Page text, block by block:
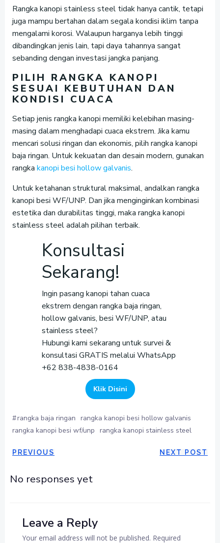
Rangka kanopi stainless steel tidak hanya cantik, tetapi
juga mampu bertahan dalam segala kondisi iklim tanpa
mengalami korosi. Walaupun harganya lebih tinggi
dibandingkan jenis lain, tapi daya tahannya sangat
sebanding dengan investasi jangka panjang.
PILIH RANGKA KANOPI
SESUAI KEBUTUHAN DAN
KONDISI CUACA
Setiap jenis rangka kanopi memiliki kelebihan masing-
masing dalam menghadapi cuaca ekstrem. Jika kamu
mencari solusi ringan dan ekonomis, pilih rangka kanopi
baja ringan. Untuk kekuatan dan desain modern, gunakan
rangka kanopi besi hollow galvanis.
Untuk ketahanan struktural maksimal, andalkan rangka
kanopi besi WF/UNP. Dan jika menginginkan kombinasi
estetika dan durabilitas tinggi, maka rangka kanopi
stainless steel adalah pilihan terbaik.
Konsultasi
Sekarang!
Ingin pasang kanopi tahan cuaca
ekstrem dengan rangka baja ringan,
hollow galvanis, besi WF/UNP, atau
stainless steel?
Hubungi kami sekarang untuk survei &
konsultasi GRATIS melalui WhatsApp
+62 838-4838-0164
Klik Disini
#rangka baja ringan rangka kanopi besi hollow galvanis
rangka kanopi besi wf/unp rangka kanopi stainless steel
POST
NAVIGATION
PREVIOUS
POSTNEXT POST
No responses yet
Leave a Reply
Your email address will not be published. Required